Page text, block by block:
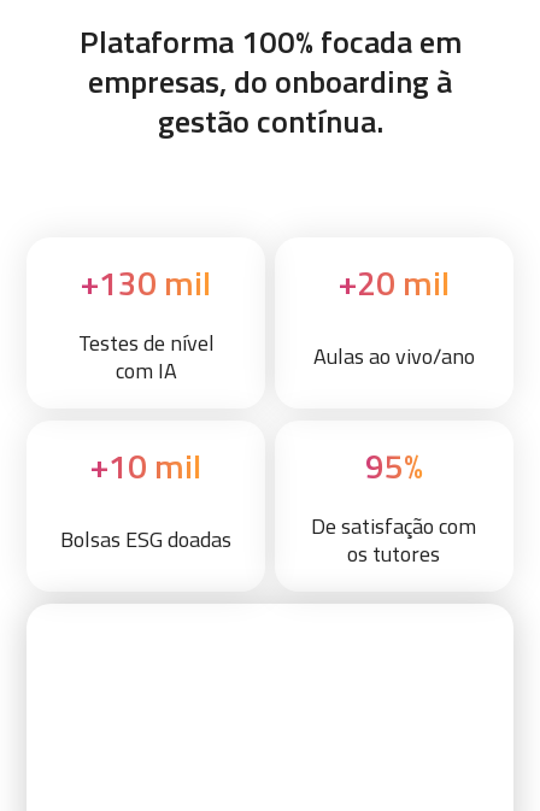
Plataforma 100% focada em
empresas, do onboarding à
gestão contínua.
+130 mil
Testes de nível
com IA
+20 mil
Aulas ao vivo/ano
+10 mil
Bolsas ESG doadas
95%
De satisfação com
os tutores